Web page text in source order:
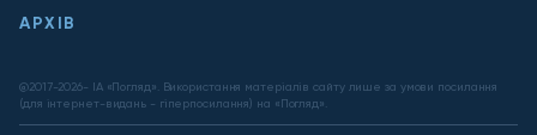
АРХІВ
@2017-2026- ІА «Погляд». Використання матеріалів сайту лише за умови посилання
(для інтернет-видань - гіперпосилання) на «Погляд».